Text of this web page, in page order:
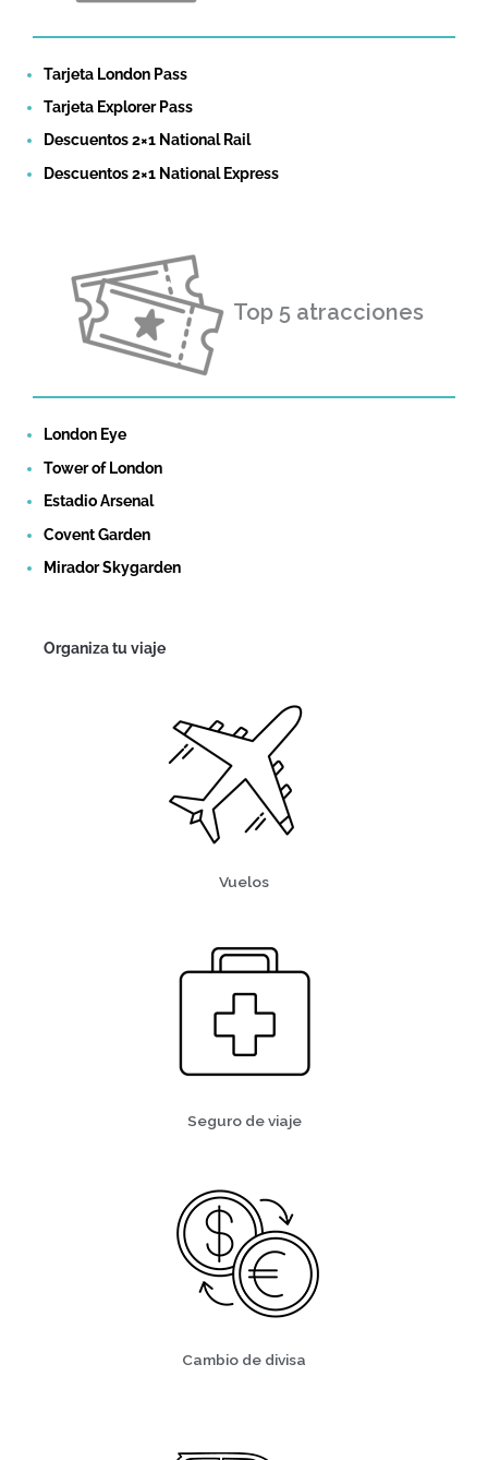
Tarjeta London Pass
Tarjeta Explorer Pass
Descuentos 2×1 National Rail
Descuentos 2×1 National Express
Top 5 atracciones
London Eye
Tower of London
Estadio Arsenal
Covent Garden
Mirador Skygarden
Organiza tu viaje
Vuelos
Seguro de viaje
Cambio de divisa